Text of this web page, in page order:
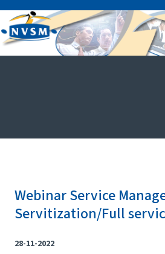
Webinar Service
Servitization/Full
28-11-2022